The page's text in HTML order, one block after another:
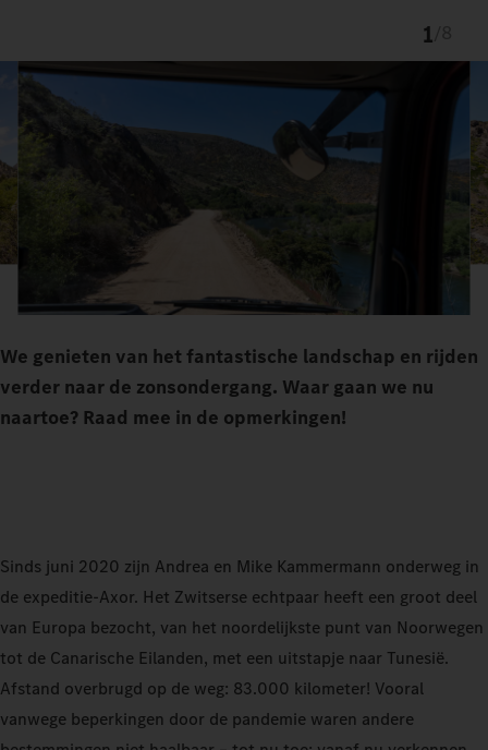
1
We genieten van het fantastische landschap en rijden
verder naar de zonsondergang. Waar gaan we nu
naartoe? Raad mee in de opmerkingen!
Sinds juni 2020 zijn Andrea en Mike Kammermann onderweg in
de expeditie‑Axor. Het Zwitserse echtpaar heeft een groot deel
van Europa bezocht, van het noordelijkste punt van Noorwegen
tot de Canarische Eilanden, met een uitstapje naar Tunesië.
Afstand overbrugd op de weg: 83.000 kilometer! Vooral
vanwege beperkingen door de pandemie waren andere